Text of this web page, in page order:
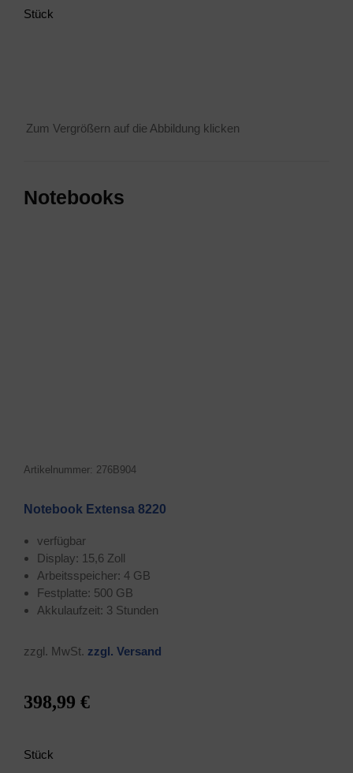
Stück
Zum Ver­grö­ßern auf die Abbil­dung klicken
Note­books
Arti­kel­num­mer: 276B904
Note­book Exten­sa 8220
ver­füg­bar
Dis­play: 15,6 Zoll
Arbeits­spei­cher: 4 GB
Fest­plat­te: 500 GB
Akku­lauf­zeit: 3 Stunden
zzgl. MwSt. zzgl. Ver­sand
398,99 €
Stück